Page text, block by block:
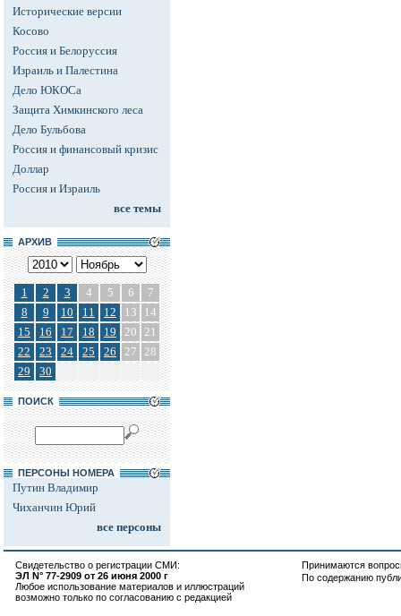
Исторические версии
Косово
Россия и Белоруссия
Израиль и Палестина
Дело ЮКОСа
Защита Химкинского леса
Дело Бульбова
Россия и финансовый кризис
Доллар
Россия и Израиль
все темы
АРХИВ
1 2 3 4 5 6
7
8
9 10 11 12 13
14
15
16 17 18 19 20 21
22
23 24 25 26 27 28
29
30
ПОИСК
ПЕРСОНЫ НОМЕРА
Путин Владимир
Чиханчин Юрий
все персоны
Свидетельство о регистрации СМИ:
ЭЛ N° 77-2909 от 26 июня 2000 г
Любое использование материалов и иллюстраций
возможно только по согласованию с редакцией
Принимаются
По содержанию